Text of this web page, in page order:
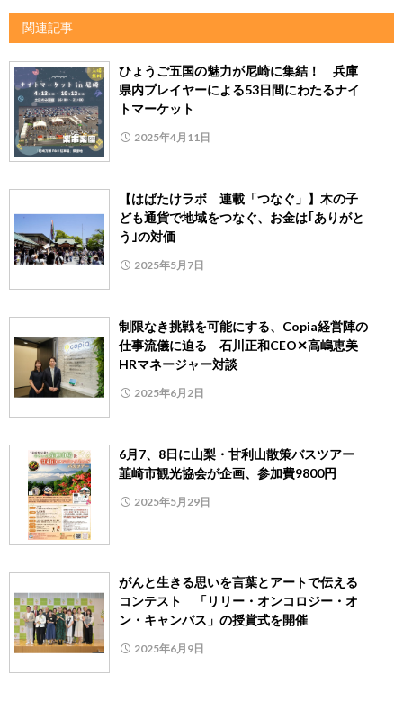
関連記事
ひょうご五国の魅力が尼崎に集結！ 兵庫
県内プレイヤーによる53日間にわたるナイ
トマーケット
2025年4月11日
【はばたけラボ 連載「つなぐ」】木の子
ども通貨で地域をつなぐ、お金は｢ありがと
う｣の対価
2025年5月7日
制限なき挑戦を可能にする、Copia経営陣の
仕事流儀に迫る 石川正和CEO✕高嶋恵美
HRマネージャー対談
2025年6月2日
6月7、8日に山梨・甘利山散策バスツアー
韮崎市観光協会が企画、参加費9800円
2025年5月29日
がんと生きる思いを言葉とアートで伝える
コンテスト 「リリー・オンコロジー・オ
ン・キャンバス」の授賞式を開催
2025年6月9日